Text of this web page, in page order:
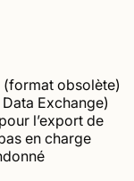
obsolète)
Exchange)
l’export de
en charge